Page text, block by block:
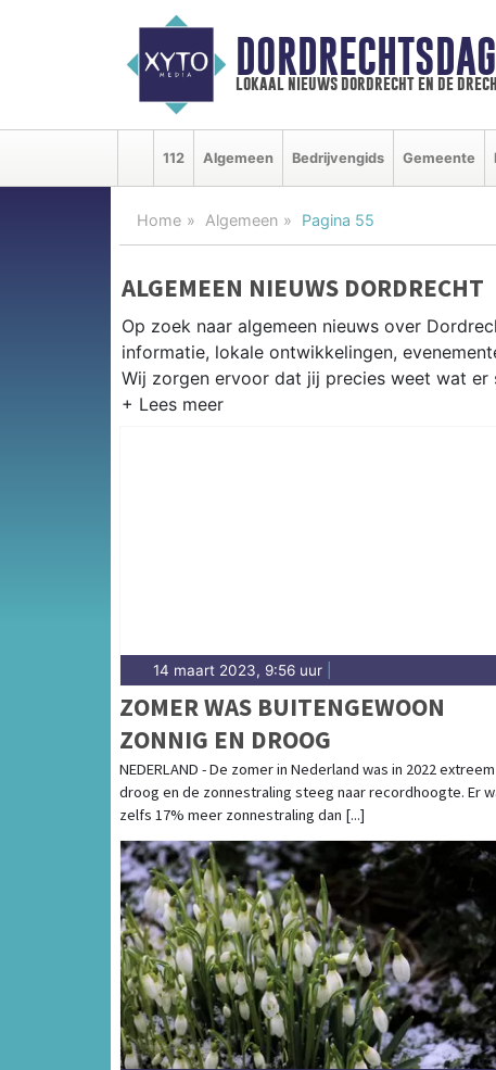
lokaal nieuws dordrecht en de
112 Algemeen Bedrijvengids Gemeente
Home Algemeen Pagina 55
ALGEMEEN NIEUWS DORDRECHT
Op zoek naar algemeen nieuws over
informatie, lokale ontwikkelingen,
Wij zorgen ervoor dat jij precies weet wat er
PRAKTISCHE INFORMATIE
Van werkzaamheden op de A16 en de
14 maart 2023, 9:56 uur
ZOMER WAS BUITENGEWOON
ZONNIG EN DROOG
NEDERLAND - De zomer in Nederland was in 2022 extreem
droog en de zonnestraling steeg naar recordhoogte. Er
zelfs 17% meer zonnestraling dan [...]